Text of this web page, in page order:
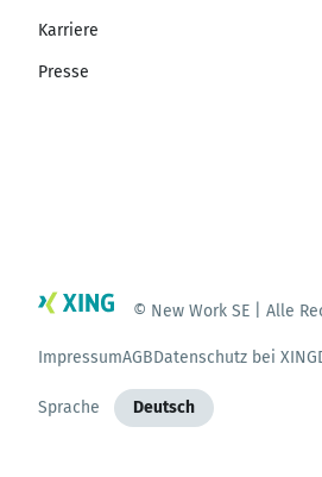
Karriere
Presse
© New Work SE | Alle
ImpressumAGBDatenschutz bei XING
Sprache Deutsch